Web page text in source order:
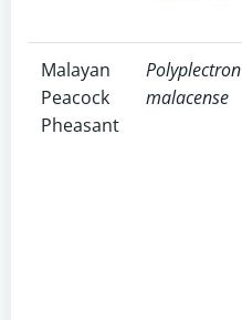
Malayan
Peacock
Pheasant
Polyplectron
malacense